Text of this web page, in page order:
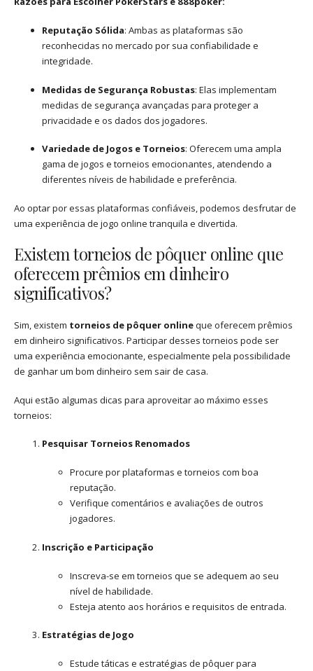
Reputação Sólida: Ambas as plataformas são
reconhecidas no mercado por sua confiabilidade e
integridade.
Medidas de Segurança Robustas: Elas implementam
medidas de segurança avançadas para proteger a
privacidade e os dados dos jogadores.
Variedade de Jogos e Torneios: Oferecem uma ampla
gama de jogos e torneios emocionantes, atendendo a
diferentes níveis de habilidade e preferência.
Ao optar por essas plataformas confiáveis, podemos desfrutar de
uma experiência de jogo online tranquila e divertida.
Existem torneios de pôquer online que
oferecem prêmios em dinheiro
significativos?
Sim, existem torneios de pôquer onlineque oferecem prêmios
em dinheiro significativos. Participar desses torneios pode ser
uma experiência emocionante, especialmente pela possibilidade
de ganhar um bom dinheiro sem sair de casa.
Aqui estão algumas dicas para aproveitar ao máximo esses
torneios:
Pesquisar Torneios Renomados
Procure por plataformas e torneios com boa
reputação.
Verifique comentários e avaliações de outros
jogadores.
Inscrição e Participação
Inscreva-se em torneios que se adequem ao seu
nível de habilidade.
Esteja atento aos horários e requisitos de entrada.
Estratégias de Jogo
Estude táticas e estratégias de pôquer para